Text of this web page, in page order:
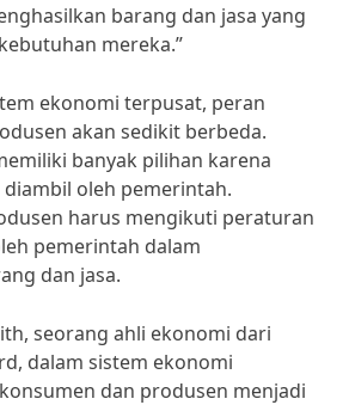
barang dan jasa yang
mereka.”
ekonomi terpusat, peran
akan sedikit berbeda.
banyak pilihan karena
oleh pemerintah.
harus mengikuti peraturan
pemerintah dalam
dan jasa.
seorang ahli ekonomi dari
dalam sistem ekonomi
dan produsen menjadi